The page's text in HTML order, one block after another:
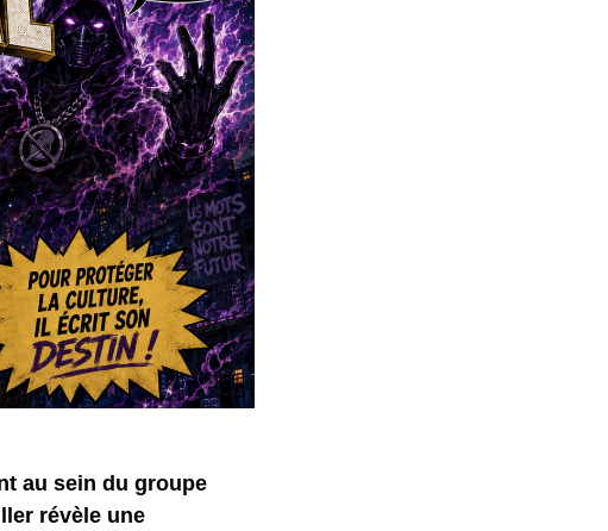
au sein du groupe
révèle une